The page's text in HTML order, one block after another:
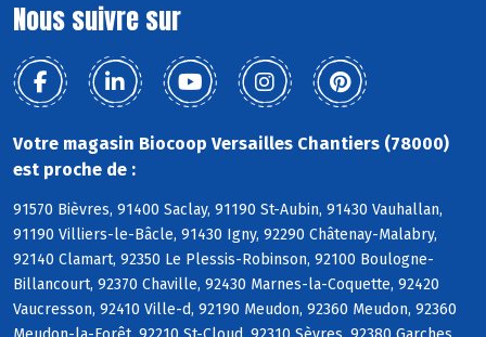
Nous suivre sur
Votre magasin Biocoop Versailles Chantiers (78000)
est proche de :
91570 Bièvres, 91400 Saclay, 91190 St-Aubin, 91430 Vauhallan,
91190 Villiers-le-Bâcle, 91430 Igny, 92290 Châtenay-Malabry,
92140 Clamart, 92350 Le Plessis-Robinson, 92100 Boulogne-
Billancourt, 92370 Chaville, 92430 Marnes-la-Coquette, 92420
Vaucresson, 92410 Ville-d, 92190 Meudon, 92360 Meudon, 92360